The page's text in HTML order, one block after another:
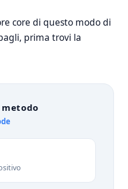
core di questo modo di
prima trovi la